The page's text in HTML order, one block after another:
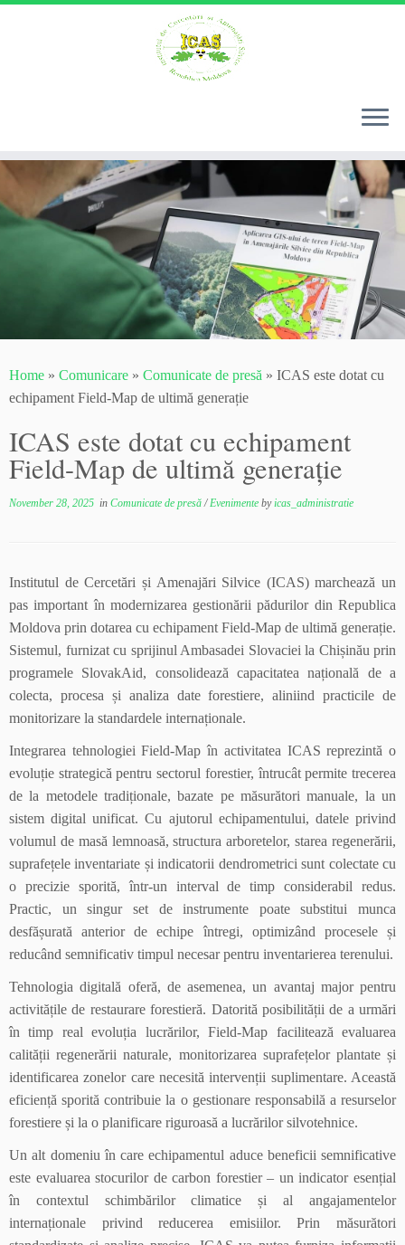
Skip
content
Home » Comunicare » Comunicate de presă » ICAS este dotat cu
echipament Field-Map de ultimă generație
ICAS este dotat cu echipament
Field-Map de ultimă generație
November 28, 2025 in Comunicate de presă/Evenimente byicas_administratie
Institutul de Cercetări și Amenajări Silvice (ICAS) marchează un
pas important în modernizarea gestionării pădurilor din Republica
Moldova prin dotarea cu echipament Field-Map de ultimă generație.
Sistemul, furnizat cu sprijinul Ambasadei Slovaciei la Chișinău prin
programele SlovakAid, consolidează capacitatea națională de a
colecta, procesa și analiza date forestiere, aliniind practicile de
monitorizare la standardele internaționale.
Integrarea tehnologiei Field-Map în activitatea ICAS reprezintă o
evoluție strategică pentru sectorul forestier, întrucât permite trecerea
de la metodele tradiționale, bazate pe măsurători manuale, la un
sistem digital unificat. Cu ajutorul echipamentului, datele privind
volumul de masă lemnoasă, structura arboretelor, starea regenerării,
suprafețele inventariate și indicatorii dendrometrici sunt colectate cu
o precizie sporită, într-un interval de timp considerabil redus.
Practic, un singur set de instrumente poate substitui munca
desfășurată anterior de echipe întregi, optimizând procesele și
reducând semnificativ timpul necesar pentru inventarierea terenului.
Tehnologia digitală oferă, de asemenea, un avantaj major pentru
activitățile de restaurare forestieră. Datorită posibilității de a urmări
în timp real evoluția lucrărilor, Field-Map facilitează evaluarea
calității regenerării naturale, monitorizarea suprafețelor plantate și
identificarea zonelor care necesită intervenții suplimentare. Această
eficiență sporită contribuie la o gestionare responsabilă a resurselor
forestiere și la o planificare riguroasă a lucrărilor silvotehnice.
Un alt domeniu în care echipamentul aduce beneficii semnificative
este evaluarea stocurilor de carbon forestier – un indicator esențial
în contextul schimbărilor climatice și al angajamentelor
internaționale privind reducerea emisiilor. Prin măsurători